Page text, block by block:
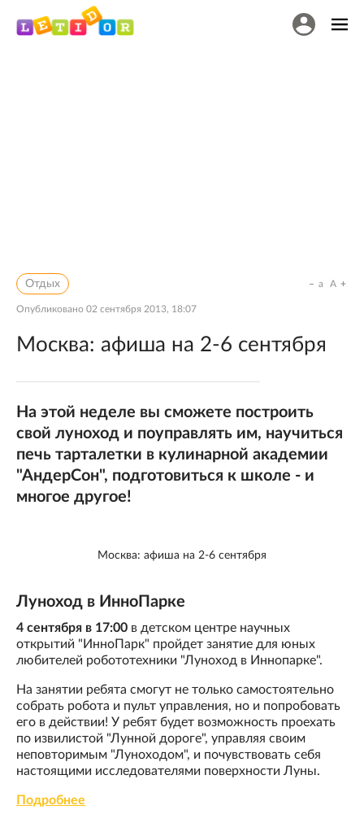
Отдых
Опубликовано 02 сентября 2013, 18:07
a A
Москва: афиша на 2-6 сентября
На этой неделе вы сможете построить
свой луноход и поуправлять им, научиться
печь тарталетки в кулинарной академии
"АндерСон", подготовиться к школе - и
многое другое!
Москва: афиша на 2-6 сентября
Луноход в ИнноПарке
4 сентября в 17:00 в детском центре научных
открытий "ИнноПарк" пройдет занятие для юных
любителей робототехники "Луноход в Иннопарке".
На занятии ребята смогут не только самостоятельно
собрать робота и пульт управления, но и попробовать
его в действии! У ребят будет возможность проехать
по извилистой "Лунной дороге", управляя своим
неповторимым "Луноходом", и почувствовать себя
настоящими исследователями поверхности Луны.
Подробнее